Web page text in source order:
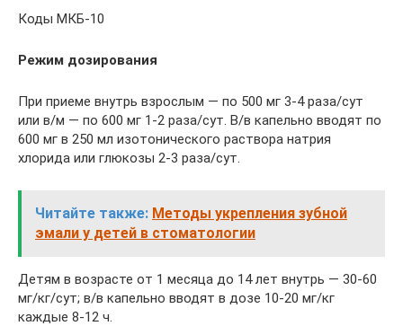
Коды МКБ-10
Режим дозирования
При приеме внутрь взрослым — по 500 мг 3-4 раза/сут
или в/м — по 600 мг 1-2 раза/сут. В/в капельно вводят по
600 мг в 250 мл изотонического раствора натрия
хлорида или глюкозы 2-3 раза/сут.
Читайте также: Методы укрепления зубной
эмали у детей в стоматологии
Детям в возрасте от 1 месяца до 14 лет внутрь — 30-60
мг/кг/сут; в/в капельно вводят в дозе 10-20 мг/кг
каждые 8-12 ч.